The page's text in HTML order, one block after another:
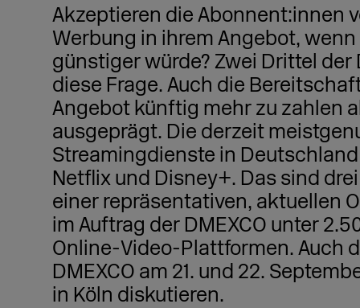
Akzeptieren die Abonnent:innen
Werbung in ihrem Angebot,
günstiger würde? Zwei Drittel
diese Frage. Auch die
Angebot künftig mehr zu zahlen
ausgeprägt. Die derzeit
Streamingdienste in
Netflix und Disney+. Das sind
einer repräsentativen, aktuellen
im Auftrag der DMEXCO unter
Online-Video-Plattformen. Auch
DMEXCO am 21. und 22.
in Köln diskutieren.